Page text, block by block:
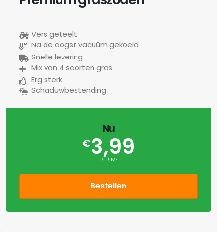
Vers geteelt
Na de oogst vacuüm gekoeld
Snelle levering
Mix van 4 soorten gras
Erg sterk
Schaduwbestending
Nu
€3,99
PER M²
Bestellen